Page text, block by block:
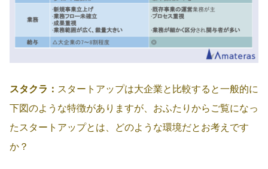
スタクラ： スタートアップは大企業と比較すると一般的に
下図のような特徴がありますが、おふたりからご覧になっ
たスタートアップとは、どのような環境だとお考えです
か？